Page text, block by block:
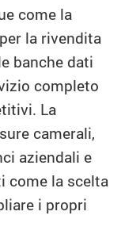
come la
la rivendita
banche dati
completo
La
camerali,
aziendali e
come la scelta
i propri